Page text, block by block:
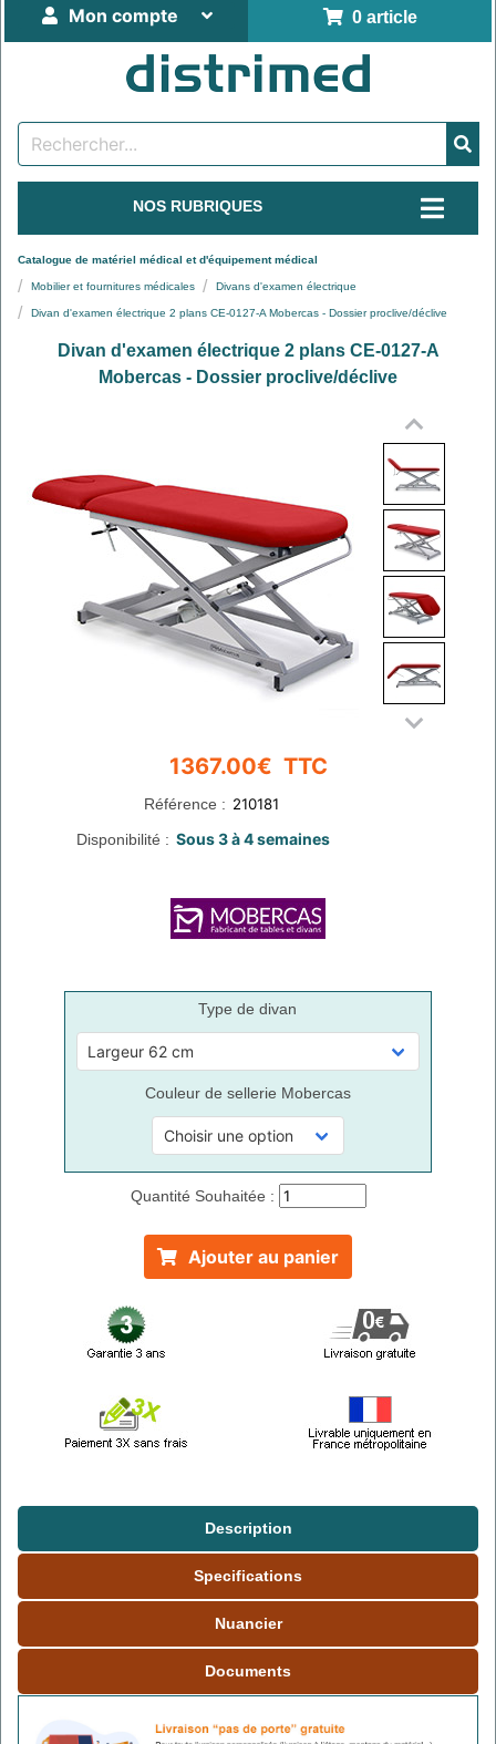
0 article
Mon compte
NOS RUBRIQUES
Catalogue de matériel médical et d'équipement médical
Mobilier et fournitures médicales Divans d'examen électrique
Divan d'examen électrique 2 plans CE-0127-A Mobercas - Dossier proclive/déclive
Divan d'examen électrique 2 plans CE-0127-A
Mobercas - Dossier proclive/déclive
Référence :
Disponibilité :
Type de divan
Couleur de sellerie Mobercas
Quantité Souhaitée :
Ajouter au panier
Description
Specifications
Nuancier
Documents